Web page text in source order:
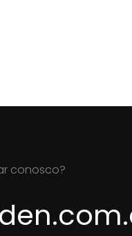
conosco?